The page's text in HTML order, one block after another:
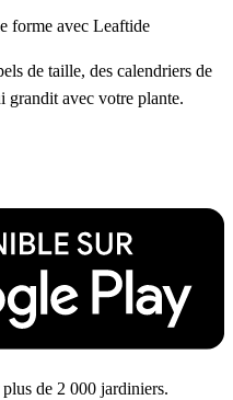
forme avec Leaftide
de taille, des calendriers de
grandit avec votre plante.
de 2 000 jardiniers.